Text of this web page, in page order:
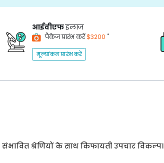
आईवीएफइलाज
पैकेज प्रारंभ करें$3200 *
मूल्यांकन प्रारंभ करें
श्रेणियों के साथ किफायती उपचार विकल्प।